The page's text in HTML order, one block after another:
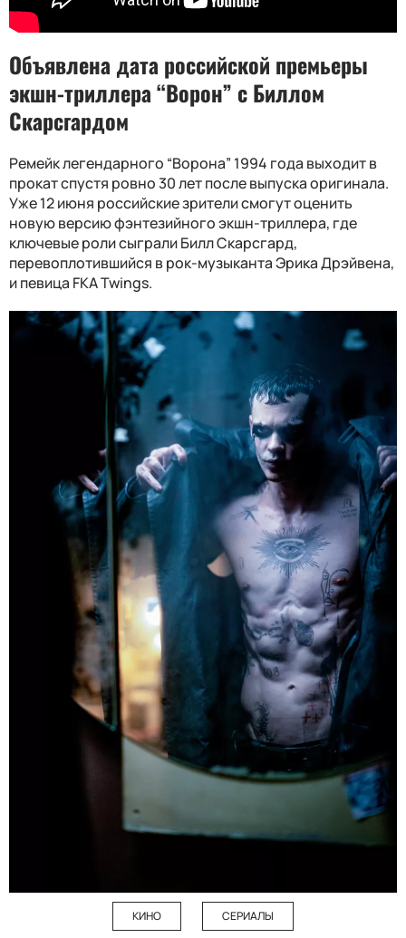
Объявлена дата российской премьеры
экшн-триллера “Ворон” с Биллом
Скарсгардом
Ремейк легендарного “Ворона” 1994 года выходит в
прокат спустя ровно 30 лет после выпуска оригинала.
Уже 12 июня российские зрители смогут оценить
новую версию фэнтезийного экшн-триллера, где
ключевые роли сыграли Билл Скарсгард,
перевоплотившийся в рок-музыканта Эрика Дрэйвена,
и певица FKA Twings.
КИНО СЕРИАЛЫ